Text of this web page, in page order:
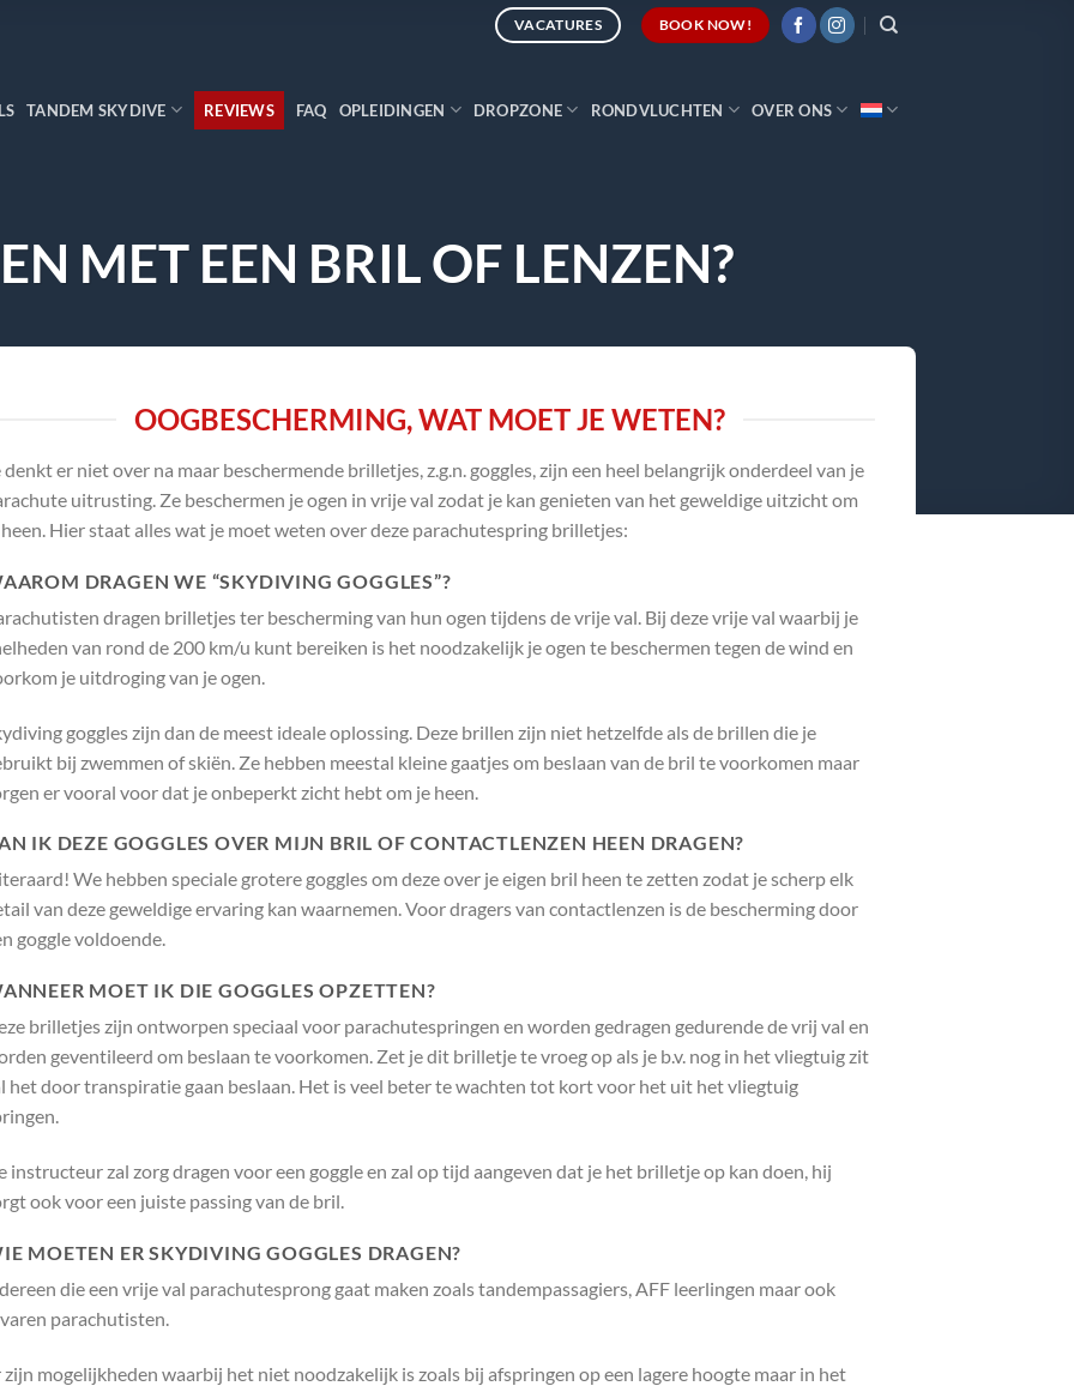
VACATURES BOOK NOW!
TANDEM SKYDIVE REVIEWS FAQ OPLEIDINGEN DROPZONE RONDVLUCHTEN OVER ONS
MET EEN BRIL OF LENZEN?
OOGBESCHERMING, WAT MOET JE WETEN?
denkt er niet over na maar beschermende brilletjes, z.g.n. goggles, zijn een heel belangrijk onderdeel van je
uitrusting. Ze beschermen je ogen in vrije val zodat je kan genieten van het geweldige uitzicht om
Hier staat alles wat je moet weten over deze parachutespring brilletjes:
DRAGEN WE “SKYDIVING GOGGLES”?
dragen brilletjes ter bescherming van hun ogen tijdens de vrije val. Bij deze vrije val waarbij je
van rond de 200 km/u kunt bereiken is het noodzakelijk je ogen te beschermen tegen de wind en
je uitdroging van je ogen.
goggles zijn dan de meest ideale oplossing. Deze brillen zijn niet hetzelfde als de brillen die je
bij zwemmen of skiën. Ze hebben meestal kleine gaatjes om beslaan van de bril te voorkomen maar
er vooral voor dat je onbeperkt zicht hebt om je heen.
IK DEZE GOGGLES OVER MIJN BRIL OF CONTACTLENZEN HEEN DRAGEN?
We hebben speciale grotere goggles om deze over je eigen bril heen te zetten zodat je scherp elk
van deze geweldige ervaring kan waarnemen. Voor dragers van contactlenzen is de bescherming door
goggle voldoende.
MOET IK DIE GOGGLES OPZETTEN?
brilletjes zijn ontworpen speciaal voor parachutespringen en worden gedragen gedurende de vrij val en
geventileerd om beslaan te voorkomen. Zet je dit brilletje te vroeg op als je b.v. nog in het vliegtuig zit
het door transpiratie gaan beslaan. Het is veel beter te wachten tot kort voor het uit het vliegtuig
instructeur zal zorg dragen voor een goggle en zal op tijd aangeven dat je het brilletje op kan doen, hij
ook voor een juiste passing van de bril.
MOETEN ER SKYDIVING GOGGLES DRAGEN?
die een vrije val parachutesprong gaat maken zoals tandempassagiers, AFF leerlingen maar ook
parachutisten.
zijn mogelijkheden waarbij het niet noodzakelijk is zoals bij afspringen op een lagere hoogte maar in het